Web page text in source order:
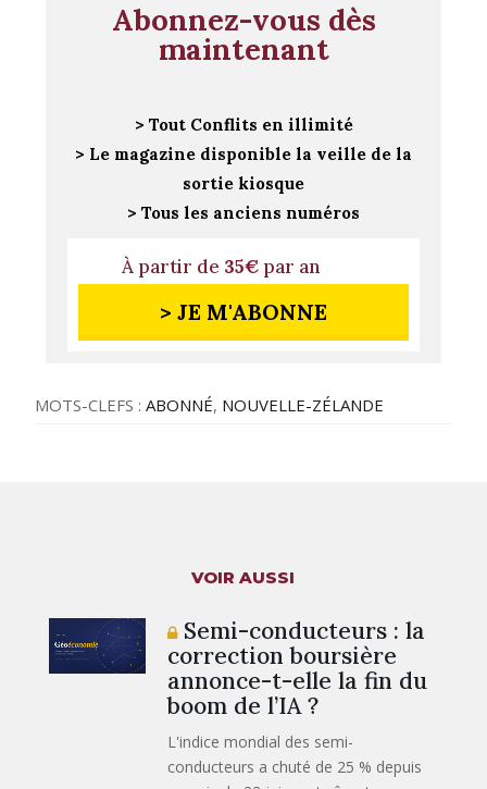
Abonnez-vous dès
maintenant
> Tout Conflits en illimité
> Le magazine disponible la veille de la
sortie kiosque
> Tous les anciens numéros
À partir de 35€par an
> JE M'ABONNE
MOTS-CLEFS :ABONNÉ, NOUVELLE-ZÉLANDE
VOIR AUSSI
Semi-conducteurs : la
correction boursière
annonce-t-elle la fin du
boom de l’IA ?
L'indice mondial des semi-
conducteurs a chuté de 25 % depuis